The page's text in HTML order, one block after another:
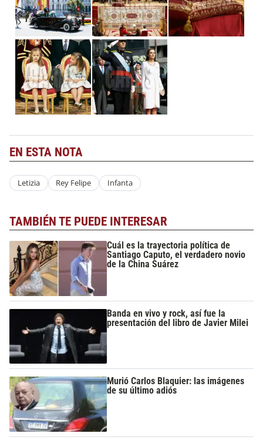
EN ESTA NOTA
Letizia Rey Felipe Infanta
TAMBIÉN TE PUEDE INTERESAR
Cuál es la trayectoria política de
Santiago Caputo, el verdadero novio
de la China Suárez
Banda en vivo y rock, así fue la
presentación del libro de Javier Milei
Murió Carlos Blaquier: las imágenes
de su último adiós